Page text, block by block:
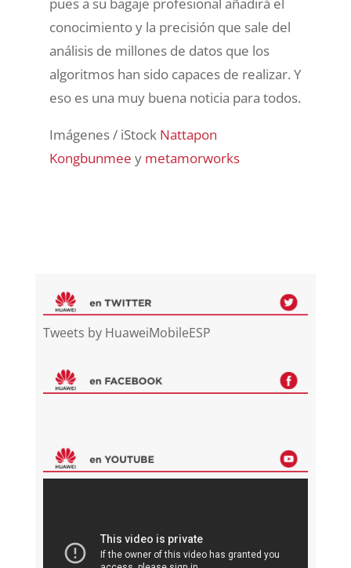
conocimiento y la precisión que sale del
análisis de millones de datos que los
algoritmos han sido capaces de realizar. Y
eso es una muy buena noticia para todos.
Imágenes / iStock Nattapon
Kongbunmee y metamorworks
Tweets by HuaweiMobileESP